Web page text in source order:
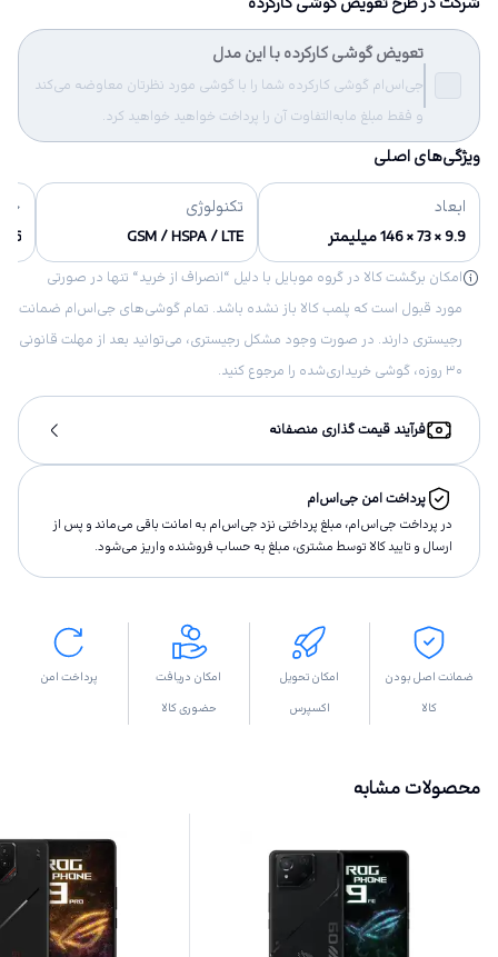
تعویض گوشی کارکرده با این مدل
جی‌اس‌ام گوشی کارکرده شما را با گوشی مورد نظرتان معاوضه می‌کند
و فقط مبلغ مابه‌التفاوت آن را پرداخت خواهید خواهید کرد.
ویژگی‌های اصلی
ابعاد
9.9 × 73 × 146 میلیمتر
تکنولوژی
GSM / HSPA / LTE
16 گیگابایت
امکان برگشت کالا در گروه موبایل با دلیل “انصراف از خرید“ تنها در صورتی
مورد قبول است که پلمب کالا باز نشده باشد. تمام گوشی‌های جی‌اس‌ام ضمانت
رجیستری دارند. در صورت وجود مشکل رجیستری، می‌توانید بعد از مهلت قانونی
۳۰ روزه، گوشی خریداری‌شده را مرجوع کنید.
فرآیند قیمت گذاری منصفانه
پرداخت امن جی‌اس‌ام
در پرداخت جی‌اس‌ام، مبلغ پرداختى نزد جی‌اس‌ام به امانت باقى مى‌ماند و پس از
ارسال و تاييد كالا توسط مشتری، مبلغ به حساب فروشنده واريز مى‌شود.
ضمانت اصل بودن
کالا
امکان تحویل
اکسپرس
امکان دریافت
حضوری کالا
پرداخت امن
محصولات مشابه